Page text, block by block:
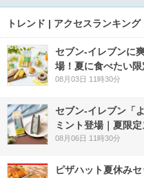
トレンド | アクセスランキング
セブン‐イレブンに
場！夏に食べたい
08月03日 11時30分
セブン‐イレブン「
ミント登場｜夏限
08月06日 11時30分
ピザハット夏休み